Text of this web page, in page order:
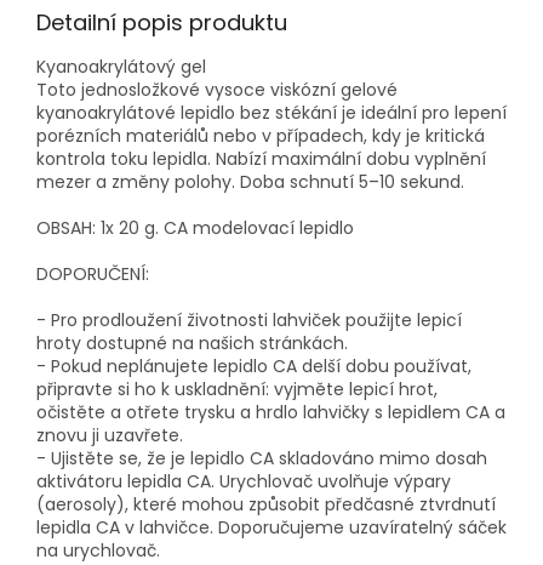
Detailní popis produktu
Kyanoakrylátový gel
Toto jednosložkové vysoce viskózní gelové
kyanoakrylátové lepidlo bez stékání je ideální pro lepení
porézních materiálů nebo v případech, kdy je kritická
kontrola toku lepidla. Nabízí maximální dobu vyplnění
mezer a změny polohy. Doba schnutí 5–10 sekund.
OBSAH: 1x 20 g. CA modelovací lepidlo
DOPORUČENÍ:
- Pro prodloužení životnosti lahviček použijte lepicí
hroty dostupné na našich stránkách.
- Pokud neplánujete lepidlo CA delší dobu používat,
připravte si ho k uskladnění: vyjměte lepicí hrot,
očistěte a otřete trysku a hrdlo lahvičky s lepidlem CA a
znovu ji uzavřete.
- Ujistěte se, že je lepidlo CA skladováno mimo dosah
aktivátoru lepidla CA. Urychlovač uvolňuje výpary
(aerosoly), které mohou způsobit předčasné ztvrdnutí
lepidla CA v lahvičce. Doporučujeme uzavíratelný sáček
na urychlovač.